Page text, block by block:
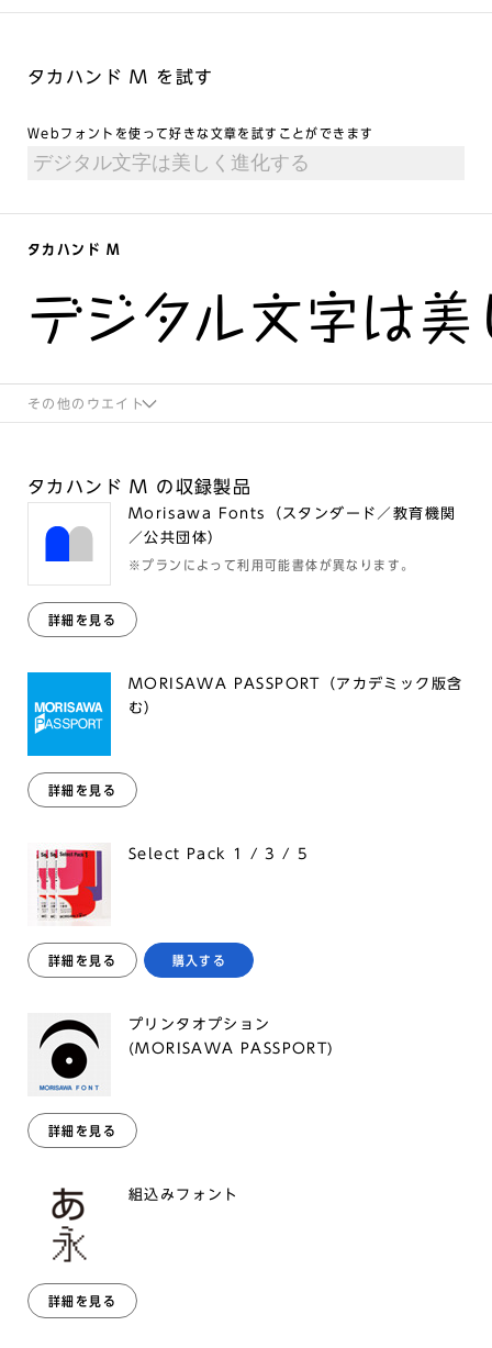
タカハンド M を試す
Webフォントを使って好きな文章を試すことができます
タカハンド M
デジタル文字は
その他のウエイト
タカハンド M の収録製品
Morisawa Fonts（スタンダード／教育機関
／公共団体）
※プランによって利用可能書体が異なります。
詳細を見る
MORISAWA PASSPORT（アカデミック版含
む）
詳細を見る
Select Pack 1 / 3 / 5
詳細を見る 購入する
プリンタオプション
(MORISAWA PASSPORT)
詳細を見る
組込みフォント
詳細を見る